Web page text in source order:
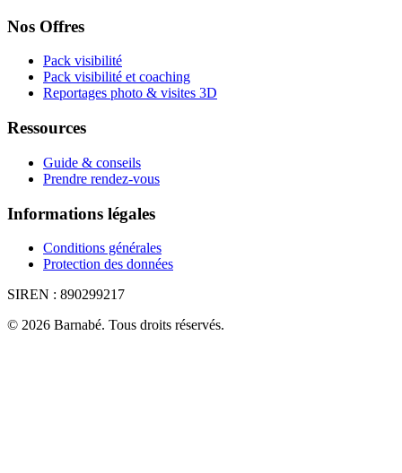
Nos Offres
Pack visibilité
Pack visibilité et coaching
Reportages photo & visites 3D
Ressources
Guide & conseils
Prendre rendez-vous
Informations légales
Conditions générales
Protection des données
SIREN : 890299217
© 2026 Barnabé. Tous droits réservés.